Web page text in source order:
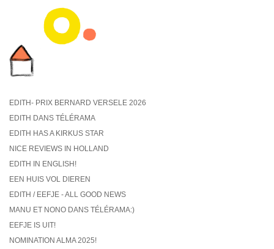
EDITH- PRIX BERNARD VERSELE 2026
EDITH DANS TÉLÉRAMA
EDITH HAS A KIRKUS STAR
NICE REVIEWS IN HOLLAND
EDITH IN ENGLISH!
EEN HUIS VOL DIEREN
EDITH / EEFJE - ALL GOOD NEWS
MANU ET NONO DANS TÉLÉRAMA:)
EEFJE IS UIT!
NOMINATION ALMA 2025!